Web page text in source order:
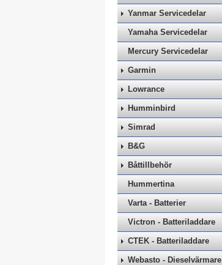
Yanmar Servicedelar
Yamaha Servicedelar
Mercury Servicedelar
Garmin
Lowrance
Humminbird
Simrad
B&G
Båttillbehör
Hummertina
Varta - Batterier
Victron - Batteriladdare
CTEK - Batteriladdare
Webasto - Dieselvärmare